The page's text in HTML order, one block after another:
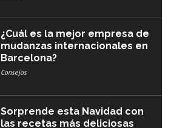
¿Cuál es la mejor empresa de
mudanzas internacionales en
Barcelona?
Consejos
Sorprende esta Navidad con
las recetas más deliciosas